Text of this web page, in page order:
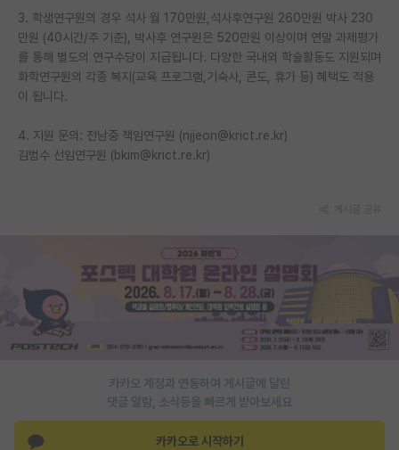
유학교육
이벤트
반도체 아카데미
3. 학생연구원의 경우 석사 월 170만원,석사후연구원 260만원 박사 230
만원 (40시간/주 기준), 박사후 연구원은 520만원 이상이며 연말 과제평가
를 통해 별도의 연구수당이 지급됩니다. 다양한 국내외 학술활동도 지원되며
화학연구원의 각종 복지(교육 프로그램,기숙사, 콘도, 휴가 등) 혜택도 적용
이 됩니다.
4. 지원 문의: 전남중 책임연구원 (njjeon@krict.re.kr)
김범수 선임연구원 (bkim@krict.re.kr)
카카오 계정과 연동하여 게시글에 달린
댓글 알람, 소식등을 빠르게 받아보세요
카카오로 시작하기